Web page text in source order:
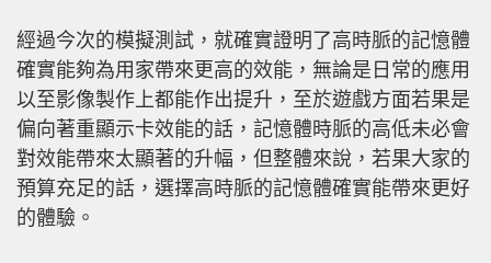
經過今次的模擬測試，就確實證明了高時脈的記憶體
確實能夠為用家帶來更高的效能，無論是日常的應用
以至影像製作上都能作出提升，至於遊戲方面若果是
偏向著重顯示卡效能的話，記憶體時脈的高低未必會
對效能帶來太顯著的升幅，但整體來說，若果大家的
預算充足的話，選擇高時脈的記憶體確實能帶來更好
的體驗。